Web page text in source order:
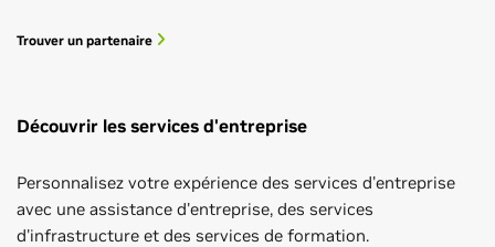
Trouver un partenaire
Découvrir les services d'entreprise
Personnalisez votre expérience des services d'entreprise
avec une assistance d'entreprise, des services
d'infrastructure et des services de formation.